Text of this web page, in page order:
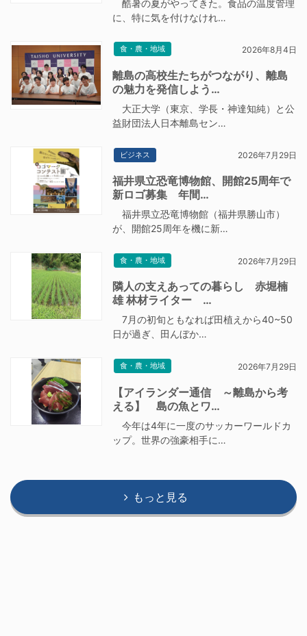
酷暑の夏がやってきた。食品の温度管理
に、特に気を付けなけれ…
食・農・地域 2026年8月4日
離島の高校生たちがつながり、離島
の魅力を発信しよう…
大正大学（東京、学長・神達知純）と公
益財団法人日本離島セン…
ビジネス 2026年7月29日
福井県立恐竜博物館、開館25周年で
新ロゴ募集 年間…
福井県立恐竜博物館（福井県勝山市）
が、開館25周年を機に新…
食・農・地域 2026年7月29日
隣人の支えあっての暮らし 赤堀楠
雄 林材ライター …
7月の初旬ともなれば田植えから40~50
日が過ぎ、田んぼか…
食・農・地域 2026年7月29日
【アイランダー通信 ～離島から考
える】 島の魚とワ…
今年は4年に一度のサッカーワールドカ
ップ。世界の強豪相手に…
もっと見る